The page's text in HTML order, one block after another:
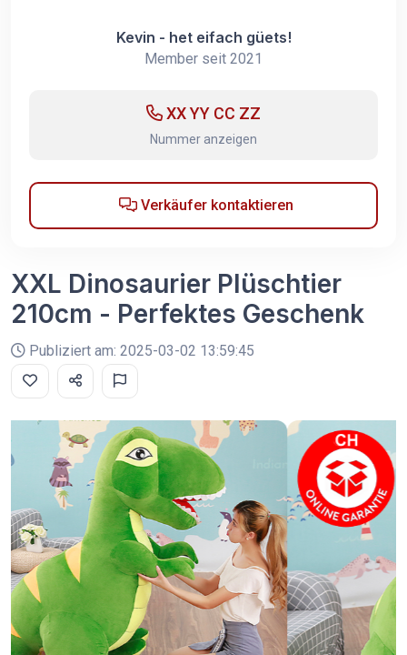
Kevin - het eifach güets!
Member seit 2021
XX YY CC ZZ
Nummer anzeigen
Verkäufer kontaktieren
XXL Dinosaurier Plüschtier
210cm - Perfektes Geschenk
Publiziert am: 2025-03-02 13:59:45